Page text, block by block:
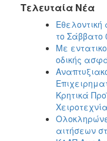
Τελευταία Νέα
Εθελοντική
το Σάββατο
Με
οδικής
Κρητικά
αιτήσεων